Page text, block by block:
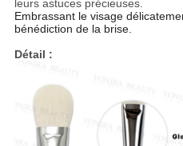
leurs astuces précieuses.
Embrassant le visage
bénédiction de la brise.
Détail :